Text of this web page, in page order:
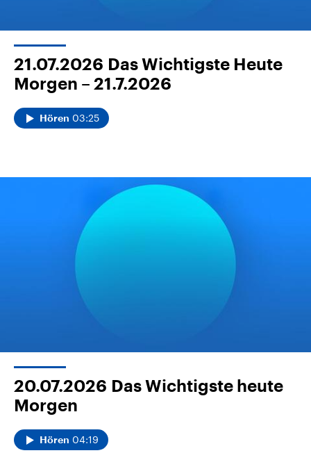
21.07.2026 Das Wichtigste Heute
Morgen – 21.7.2026
Hören 03:25
20.07.2026 Das Wichtigste heute
Morgen
Hören 04:19